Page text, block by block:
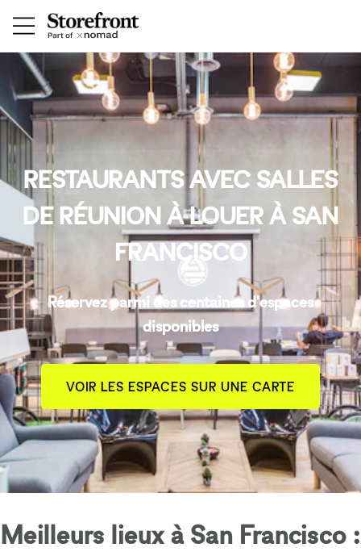
RESTAURANTS AVEC SALLES
DE RÉUNION À LOUER À SAN
FRANCISCO
Réservez parmi des centaines d'espaces
disponibles
VOIR LES ESPACES SUR UNE CARTE
Meilleurs lieux à San Francisco :